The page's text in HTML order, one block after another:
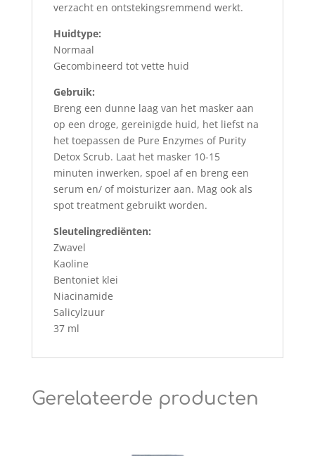
verzacht en ontstekingsremmend werkt.
Huidtype:
Normaal
Gecombineerd tot vette huid
Gebruik:
Breng een dunne laag van het masker aan
op een droge, gereinigde huid, het liefst na
het toepassen de Pure Enzymes of Purity
Detox Scrub. Laat het masker 10-15
minuten inwerken, spoel af en breng een
serum en/ of moisturizer aan. Mag ook als
spot treatment gebruikt worden.
Sleutelingrediënten:
Zwavel
Kaoline
Bentoniet klei
Niacinamide
Salicylzuur
37 ml
Gerelateerde producten